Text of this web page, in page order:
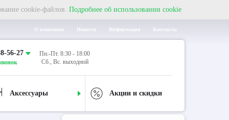
cookie-файлов. Подробнее об использовании cookie
О компании Новости Информация Контакты
56-27
Пн.-Пт. 8:30 - 18:00
Сб., Вс. выходной
Аксессуары Акции и скидки